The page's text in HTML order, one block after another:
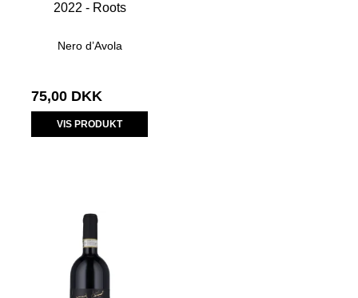
2022 - Roots
Nero d’Avola
75,00 DKK
VIS PRODUKT